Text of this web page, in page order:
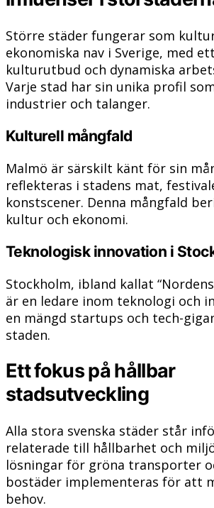
Större städer fungerar som
ekonomiska nav i Sverige, med
kulturutbud och dynamiska
Varje stad har sin unika profil
industrier och talanger.
Kulturell mångfald
Malmö är särskilt känt för sin
reflekteras i stadens mat,
konstscener. Denna mångfald
kultur och ekonomi.
Teknologisk innovation i
Stockholm, ibland kallat “Nordens
är en ledare inom teknologi och
en mängd startups och tech-
staden.
Ett fokus på hållbar
stadsutveckling
Alla stora svenska städer står
relaterade till hållbarhet och
lösningar för gröna transporter
bostäder implementeras för att
behov.